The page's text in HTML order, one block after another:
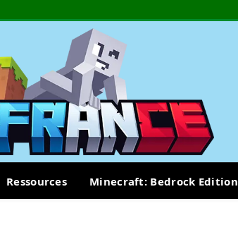
Ressources Minecraft: Bedrock Edition